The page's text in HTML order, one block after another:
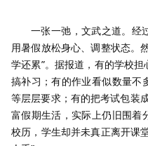
一张一弛，文武之道。经
用暑假放松身心、调整状态。
学还累”。据报道，有的学校
搞补习；有的作业看似数量不
等层层要求；有的把考试包装
富假期生活，实际上仍旧围着
校历，学生却并未真正离开课